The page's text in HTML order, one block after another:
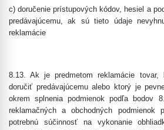
c)doručenie prístupových kódov, hesiel a
predávajúcemu, ak sú tieto údaje
reklamácie
8.13. Ak je predmetom reklamácie
doručiť predávajúcemu alebo ktorý je
okrem splnenia podmienok podľa
reklamačných a obchodných podmienok
potrebnú súčinnosť na vykonanie